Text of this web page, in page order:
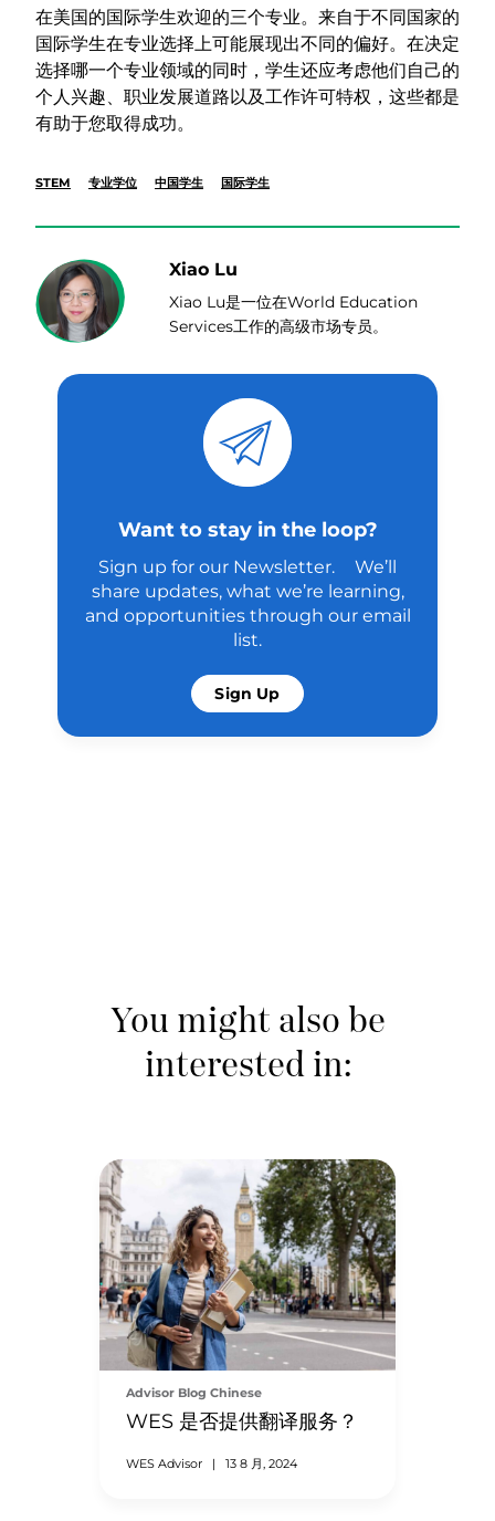
在美国的国际学生欢迎的三个专业。来自于不同国家的
国际学生在专业选择上可能展现出不同的偏好。在决定
选择哪一个专业领域的同时，学生还应考虑他们自己的
个人兴趣、职业发展道路以及工作许可特权，这些都是
有助于您取得成功。
STEM 专业学位 中国学生 国际学生
Xiao Lu
Xiao Lu是一位在World Education
Services工作的高级市场专员。
Want to stay in the loop?
Sign up for our Newsletter. We’ll
share updates, what we’re learning,
and opportunities through our email
list.
Sign Up
You might also be
interested in:
Advisor Blog Chinese
WES 是否提供翻译服务？
WES Advisor | 13 8 月, 2024